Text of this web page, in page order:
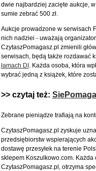
dwie najbardziej zacięte aukcje,
sumie zebrać 500 zł.
Aukcje prowadzone w serwisach
nich nadziei - uważają
CzytaszPomagasz.pl zmienili
serwisach, będą także rozdawać
łamach DI . Każda osoba, która
wybrać jedną z książek, które
>> czytaj też:
Zebrane pieniądze trafiają na
CzytaszPomagasz.pl zyskuje
przedsiębiorstw wspierających
dostawę przesyłek na terenie
sklepem Koszulkowo.com.
CzytaszPomagasz.pl, otrzyma